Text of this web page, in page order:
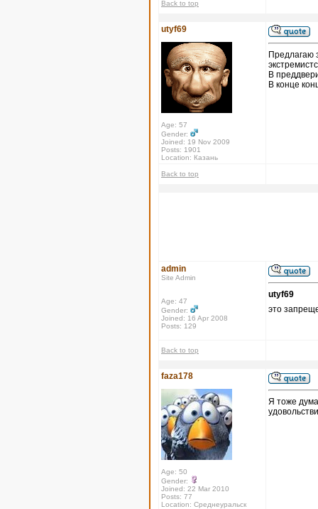
Back to top
utyf69
Age: 57
Gender:
Joined: 19 Nov 2009
Posts: 1901
Location: Казань
Предлагаю
В
В конце
Back to top
admin
Site Admin
Age: 47
Gender:
Joined: 16 Apr 2008
Posts: 129
utyf69
это
Back to top
faza178
Age: 50
Gender:
Joined: 22 Mar 2010
Posts: 77
Location: Среднеуральск
Я тоже